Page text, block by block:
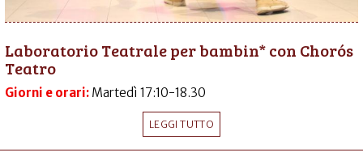
Laboratorio Teatrale per bambin* con Chorós
Teatro
Giorni e orari: Martedì 17:10-18.30
LEGGI TUTTO